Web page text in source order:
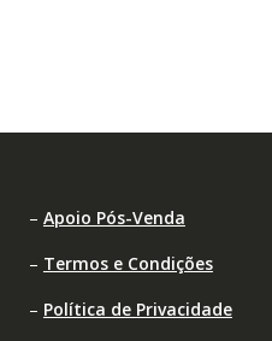
– Apoio Pós-Venda
– Termos e Condições
– Política de Privacidade